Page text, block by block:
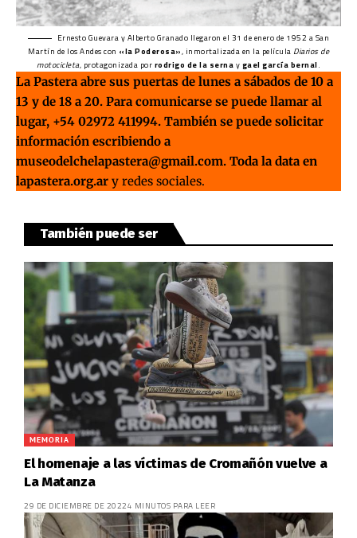
Ernesto Guevara y Alberto Granado llegaron el 31 de enero de 1952 a San
Martín de los Andes con «la Poderosa», inmortalizada en la película Diarios de
motocicleta, protagonizada por rodrigo de la serna y gael garcía bernal.
La Pastera abre sus puertas de lunes a sábados de 10 a
13 y de 18 a 20. Para comunicarse se puede llamar al
lugar, +54 02972 411994. También se puede solicitar
información escribiendo a
museodelchelapastera@gmail.com. Toda la data en
lapastera.org.ar y redes sociales.
También puede ser
MEMORIA
El homenaje a las víctimas de Cromañón vuelve a
La Matanza
29 DE DICIEMBRE DE 20224 MINUTOS PARA LEER